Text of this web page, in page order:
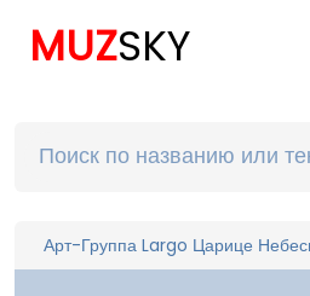
MUZSKY
Арт-Группа Largo Царице